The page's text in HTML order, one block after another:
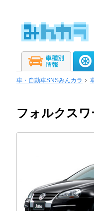
車・自動車SNSみんカラ
フォルクス